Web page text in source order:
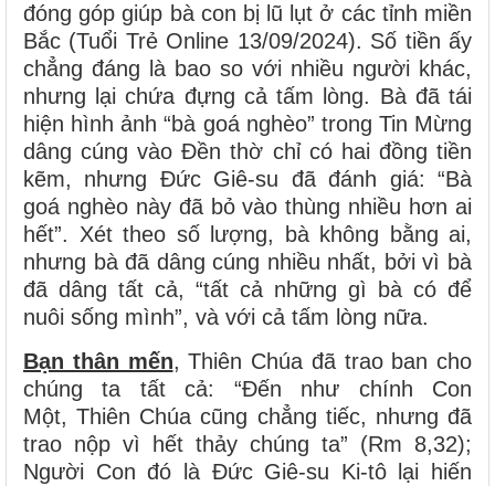
đóng góp giúp bà con bị lũ lụt ở các tỉnh miền
Bắc (Tuổi Trẻ Online 13/09/2024). Số tiền ấy
chẳng đáng là bao so với nhiều người khác,
nhưng lại chứa đựng cả tấm lòng. Bà đã tái
hiện hình ảnh “bà goá nghèo” trong Tin Mừng
dâng cúng vào Đền thờ chỉ có hai đồng tiền
kẽm, nhưng Đức Giê-su đã đánh giá: “Bà
goá nghèo này đã bỏ vào thùng nhiều hơn ai
hết”. Xét theo số lượng, bà không bằng ai,
nhưng bà đã dâng cúng nhiều nhất, bởi vì bà
đã dâng tất cả, “tất cả những gì bà có để
nuôi sống mình”, và với cả tấm lòng nữa.
Bạn thân mến, Thiên Chúa đã trao ban cho
chúng ta tất cả: “Đến như chính Con
Một, Thiên Chúa cũng chẳng tiếc, nhưng đã
trao nộp vì hết thảy chúng ta” (Rm 8,32);
Người Con đó là Đức Giê-su Ki-tô lại hiến